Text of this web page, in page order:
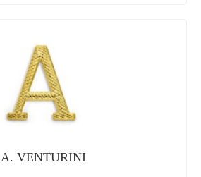
A. VENTURINI